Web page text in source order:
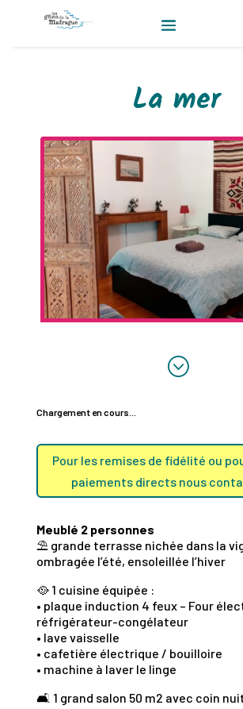
La mer
;
Chargement en cours...
Pour les remises de fidélité ou
paiements directs nous
Meublé 2 personnes
⛱️ grande terrasse nichée dans la
ombragée l’été, ensoleillée l’hiver
🥘 1 cuisine équipée :
• plaque induction 4 feux – Four
réfrigérateur-congélateur
• lave vaisselle
• cafetière électrique / bouilloire
• machine à laver le linge
🛋️ 1 grand salon 50 m2 avec coin